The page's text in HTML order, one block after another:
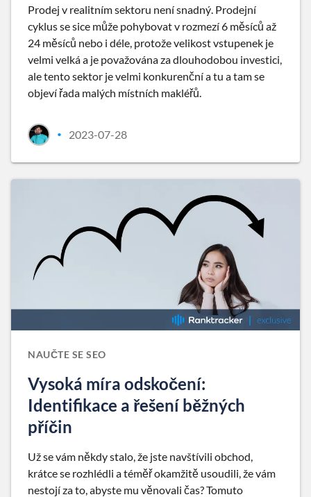
Prodej v realitním sektoru není snadný. Prodejní
cyklus se sice může pohybovat v rozmezí 6 měsíců až
24 měsíců nebo i déle, protože velikost vstupenek je
velmi velká a je považována za dlouhodobou investici,
ale tento sektor je velmi konkurenční a tu a tam se
objeví řada malých místních makléřů.
• 2023-07-28
NAUČTE SE SEO
Vysoká míra odskočení:
Identifikace a řešení běžných
příčin
Už se vám někdy stalo, že jste navštívili obchod,
krátce se rozhlédli a téměř okamžitě usoudili, že vám
nestojí za to, abyste mu věnovali čas? Tomuto